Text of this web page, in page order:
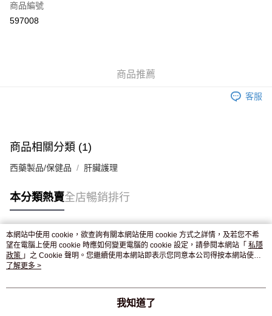
Apple Pay
付款後門市自取，訂單確認後2-4個工作天到店，7天內取。逾期後
商品編號
597008
商品推薦
客服
商品相關分類 (1)
西藥製品/保健品 肝臟護理
本分類熱賣全店暢銷排行
熱門標籤
熱銷排行
本網站中使用 cookie，欲查詢有關本網站使用 cookie 方式之詳情，及若您不希
望在電腦上使用 cookie 時應如何變更電腦的 cookie 設定，請參閱本網站「 私隱
政策 」之 Cookie 聲明。您繼續使用本網站即表示您同意本公司得按本網站使用
條款之 Cookie 聲明使用 cookie。
了解更多 >
我知道了